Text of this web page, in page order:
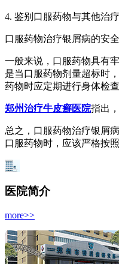
4. 鉴别口服药物与其他治
口服药物治疗银屑病的安
一般来说，口服药物具有
是当口服药物剂量超标时
药物时应定期进行身体检
郑州治疗牛皮癣医院指出，
总之，口服药物治疗银屑
口服药物时，应该严格按
医院简介
more>>